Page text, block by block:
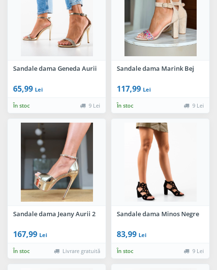
Sandale dama Geneda Aurii
65,99 Lei
În stoc 9 Lei
Sandale dama Marink Bej
117,99 Lei
În stoc 9 Lei
Sandale dama Jeany Aurii 2
167,99 Lei
În stoc Livrare gratuită
Sandale dama Minos Negre
83,99 Lei
În stoc 9 Lei